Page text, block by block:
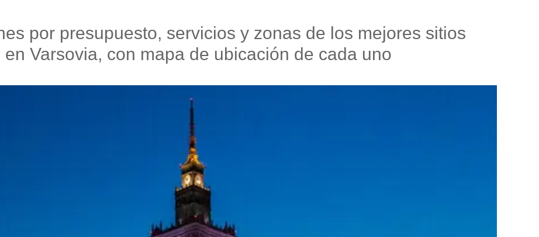
por presupuesto, servicios y zonas de los mejores sitios
Varsovia, con mapa de ubicación de cada uno